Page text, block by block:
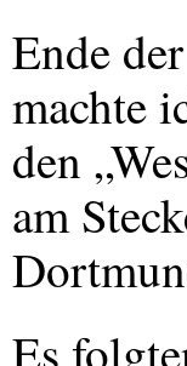
Ende
machte
den
am
Es